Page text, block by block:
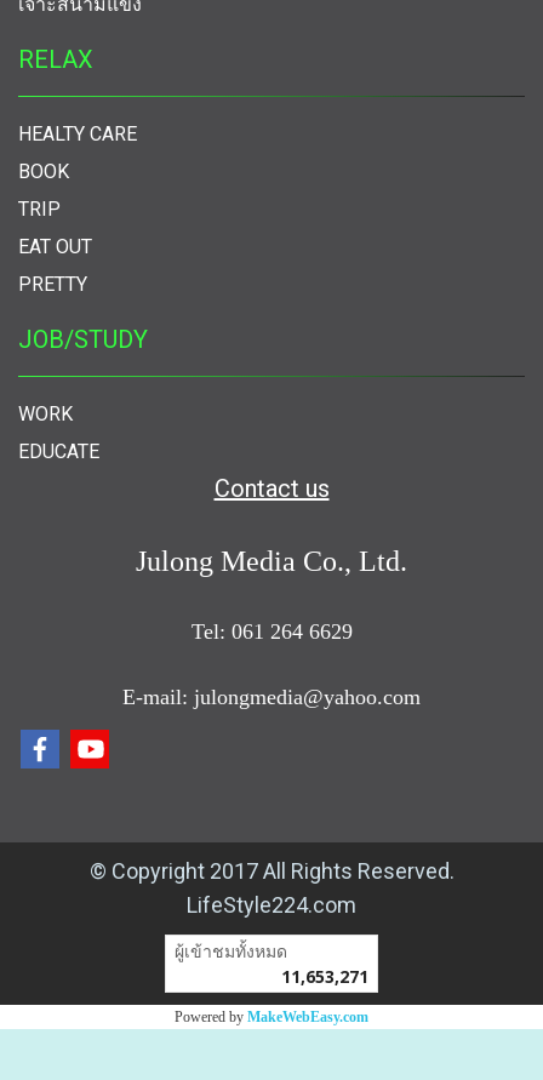
RELAX
HEALTY CARE
BOOK
TRIP
EAT OUT
PRETTY
JOB/STUDY
WORK
EDUCATE
Contact us
Julong Media Co., Ltd.
Tel: 061 264 6629
E-mail: julongmedia@yahoo.com
© Copyright 2017 All Rights Reserved.
LifeStyle224.com
ผู้เข้าชมวันนี้
Powered byMakeWebEasy.com